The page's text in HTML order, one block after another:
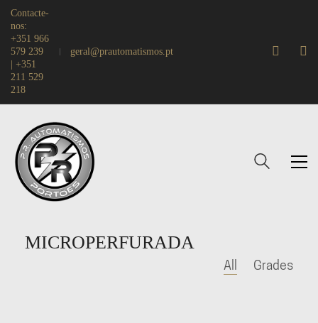
Contacte-
nos:
+351 966
579 239
| +351
211 529
218
geral@prautomatismos.pt
MICROPERFURADA
All Grades